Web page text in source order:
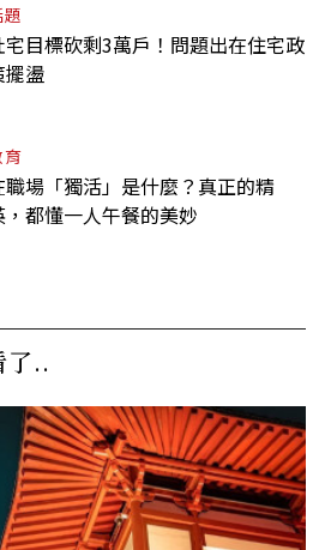
宅目標砍剩3萬戶！問題出在住宅政
擺盪
育
職場「獨活」是什麼？真正的精
，都懂一人午餐的美妙
了..